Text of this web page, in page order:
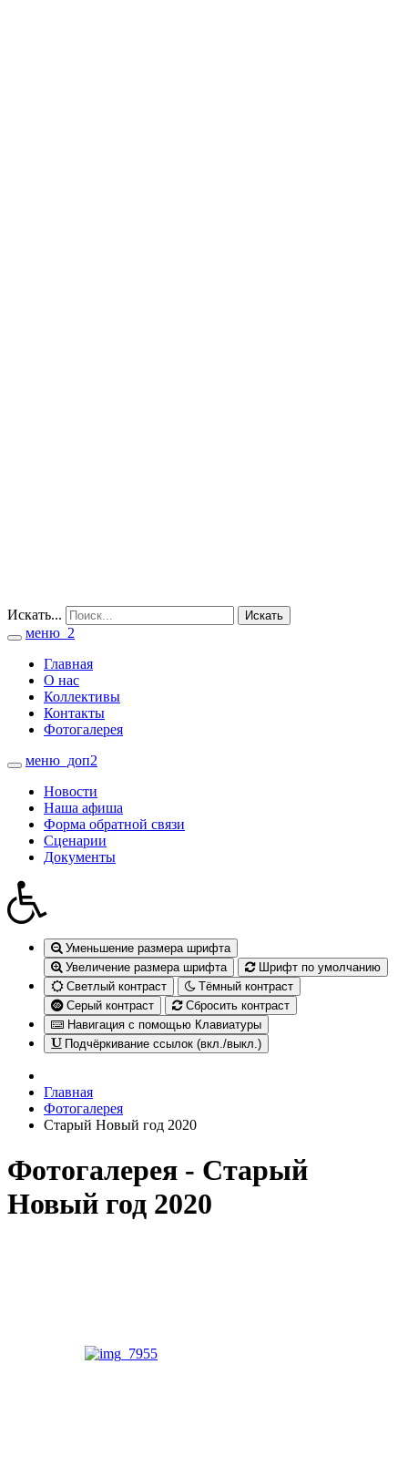
Искать... Искать
Toggle
navigation
меню_2
Главная
О нас
Коллективы
Контакты
Фотогалерея
Toggle
navigation
меню_доп2
Новости
Наша афиша
Форма обратной связи
Сценарии
Документы
Уменьшение размера шрифта
Увеличение размера шрифта
Шрифт по умолчанию
Светлый контраст
Тёмный контраст
Серый контраст
Сбросить контраст
Навигация с помощью Клавиатуры
Подчёркивание ссылок (вкл./выкл.)
Главная
Фотогалерея
Старый Новый год 2020
Фотогалерея - Старый
Новый год 2020